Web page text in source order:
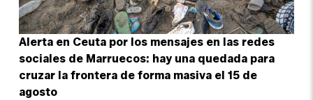
Alerta en Ceuta por los mensajes en las redes
sociales de Marruecos: hay una quedada para
cruzar la frontera de forma masiva el 15 de
agosto